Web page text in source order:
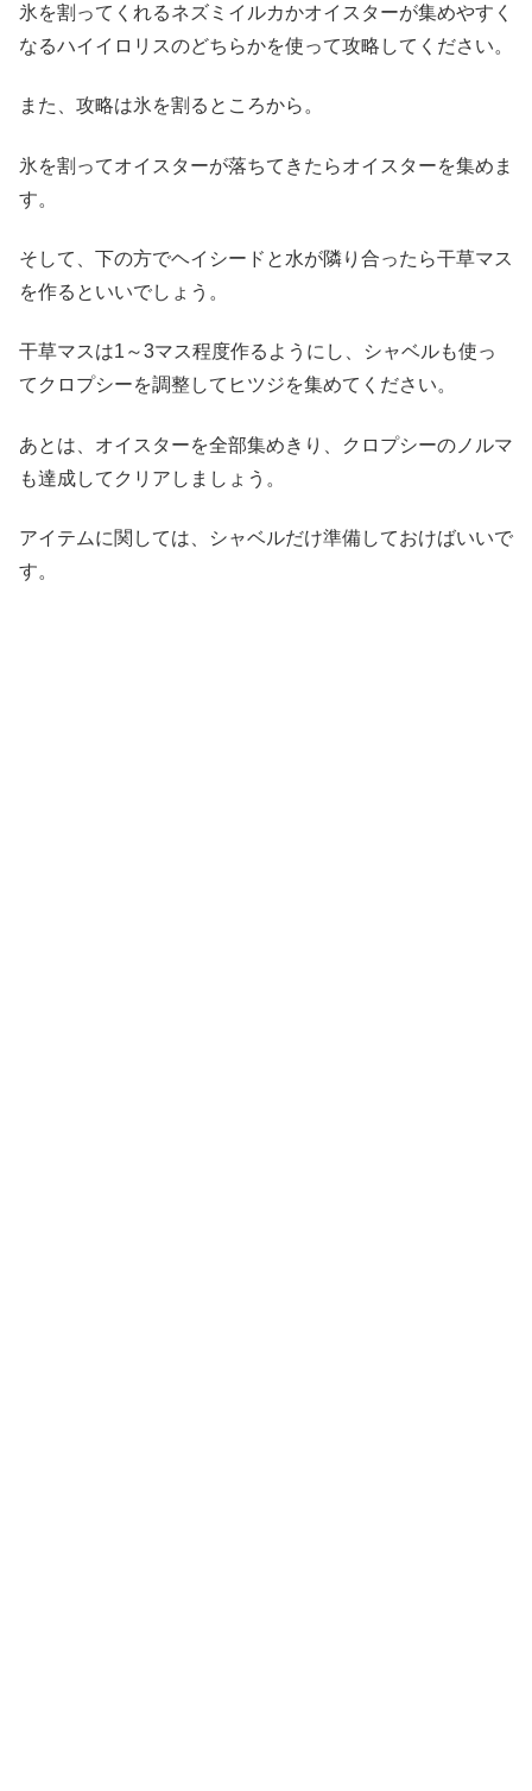
氷を割ってくれるネズミイルカかオイスターが集めやすく
なるハイイロリスのどちらかを使って攻略してください。
また、攻略は氷を割るところから。
氷を割ってオイスターが落ちてきたらオイスターを集めま
す。
そして、下の方でヘイシードと水が隣り合ったら干草マス
を作るといいでしょう。
干草マスは1～3マス程度作るようにし、シャベルも使っ
てクロプシーを調整してヒツジを集めてください。
あとは、オイスターを全部集めきり、クロプシーのノルマ
も達成してクリアしましょう。
アイテムに関しては、シャベルだけ準備しておけばいいで
す。